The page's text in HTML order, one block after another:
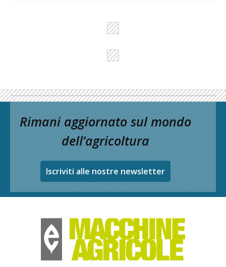
Rimani aggiornato sul mondo
dell’agricoltura
Iscriviti alle nostre newsletter